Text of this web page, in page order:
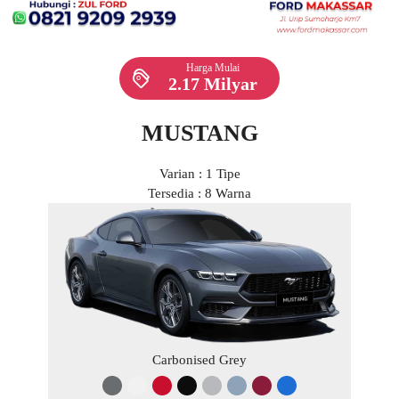
Harga Mulai
2.17 Milyar
MUSTANG
Varian : 1 Tipe
Tersedia : 8 Warna
Carbonised Grey